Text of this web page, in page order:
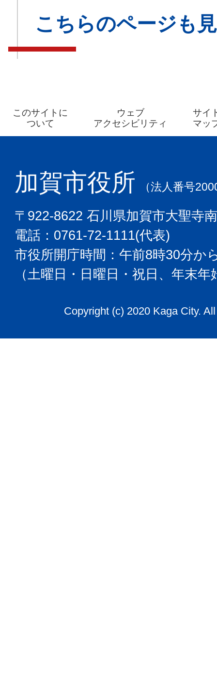
こちらのページも
このサイトに
ついて
ウェブ
アクセシビリティ
サイ
マッ
加賀市役所 （法人番号
〒922-8622 石川県加賀市大聖寺
電話：0761-72-1111(代表)
市役所開庁時間：午前8時30分か
（土曜日・日曜日・祝日、年末
Copyright (c) 2020 Kaga City.